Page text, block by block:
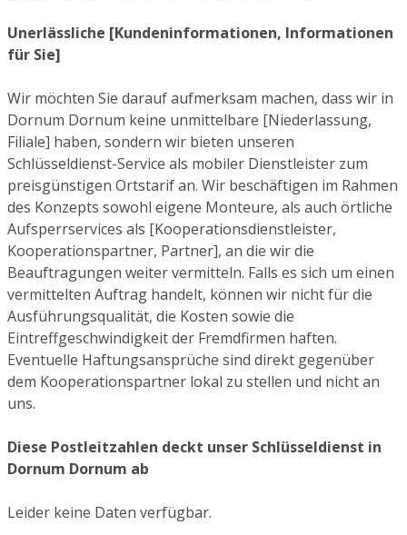
Unerlässliche [Kundeninformationen, Informationen
für Sie]
Wir möchten Sie darauf aufmerksam machen, dass wir in
Dornum Dornum keine unmittelbare [Niederlassung,
Filiale] haben, sondern wir bieten unseren
Schlüsseldienst-Service als mobiler Dienstleister zum
preisgünstigen Ortstarif an. Wir beschäftigen im Rahmen
des Konzepts sowohl eigene Monteure, als auch örtliche
Aufsperrservices als [Kooperationsdienstleister,
Kooperationspartner, Partner], an die wir die
Beauftragungen weiter vermitteln. Falls es sich um einen
vermittelten Auftrag handelt, können wir nicht für die
Ausführungsqualität, die Kosten sowie die
Eintreffgeschwindigkeit der Fremdfirmen haften.
Eventuelle Haftungsansprüche sind direkt gegenüber
dem Kooperationspartner lokal zu stellen und nicht an
uns.
Diese Postleitzahlen deckt unser Schlüsseldienst in
Dornum Dornum ab
Leider keine Daten verfügbar.